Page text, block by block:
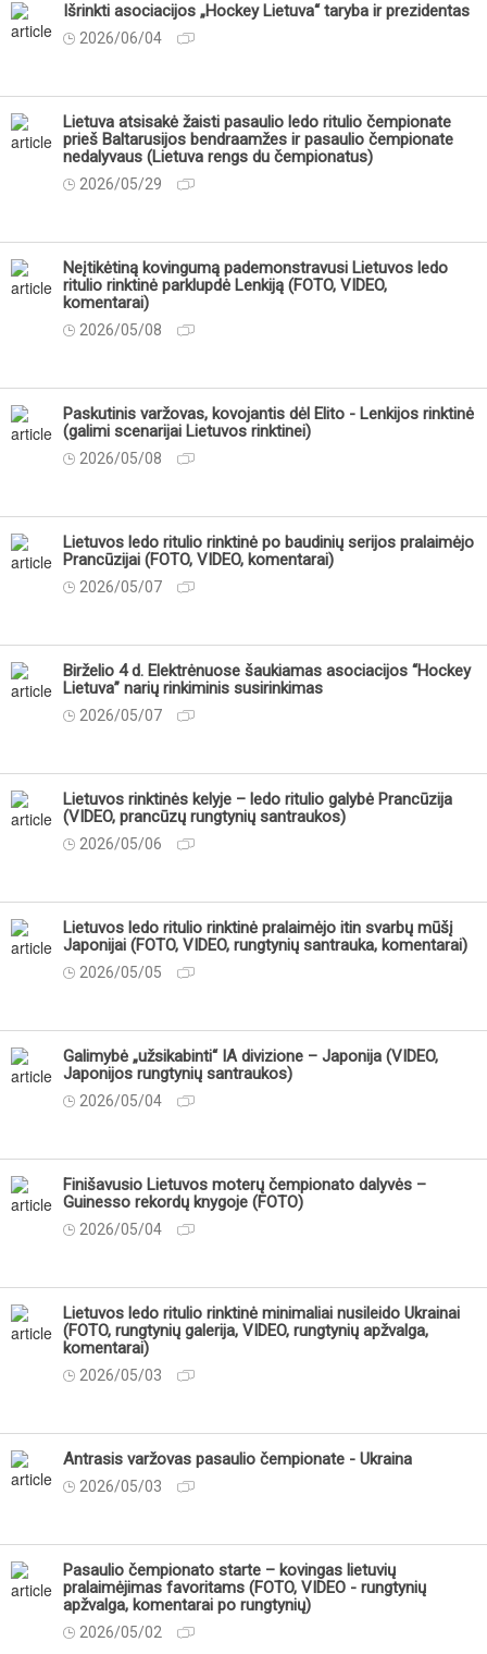
Išrinkti asociacijos „Hockey Lietuva“ taryba ir prezidentas
2026/06/04
Lietuva atsisakė žaisti pasaulio ledo ritulio čempionate
prieš Baltarusijos bendraamžes ir pasaulio čempionate
nedalyvaus (Lietuva rengs du čempionatus)
2026/05/29
Neįtikėtiną kovingumą pademonstravusi Lietuvos ledo
ritulio rinktinė parklupdė Lenkiją (FOTO, VIDEO,
komentarai)
2026/05/08
Paskutinis varžovas, kovojantis dėl Elito - Lenkijos rinktinė
(galimi scenarijai Lietuvos rinktinei)
2026/05/08
Lietuvos ledo ritulio rinktinė po baudinių serijos pralaimėjo
Prancūzijai (FOTO, VIDEO, komentarai)
2026/05/07
Birželio 4 d. Elektrėnuose šaukiamas asociacijos “Hockey
Lietuva” narių rinkiminis susirinkimas
2026/05/07
Lietuvos rinktinės kelyje – ledo ritulio galybė Prancūzija
(VIDEO, prancūzų rungtynių santraukos)
2026/05/06
Lietuvos ledo ritulio rinktinė pralaimėjo itin svarbų mūšį
Japonijai (FOTO, VIDEO, rungtynių santrauka, komentarai)
2026/05/05
Galimybė „užsikabinti“ IA divizione – Japonija (VIDEO,
Japonijos rungtynių santraukos)
2026/05/04
Finišavusio Lietuvos moterų čempionato dalyvės –
Guinesso rekordų knygoje (FOTO)
2026/05/04
Lietuvos ledo ritulio rinktinė minimaliai nusileido Ukrainai
(FOTO, rungtynių galerija, VIDEO, rungtynių apžvalga,
komentarai)
2026/05/03
Antrasis varžovas pasaulio čempionate - Ukraina
2026/05/03
Pasaulio čempionato starte – kovingas lietuvių
pralaimėjimas favoritams (FOTO, VIDEO - rungtynių
apžvalga, komentarai po rungtynių)
2026/05/02